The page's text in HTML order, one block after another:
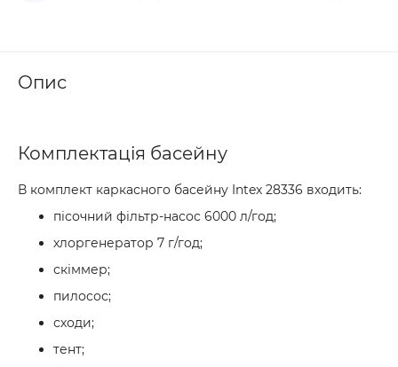
Опис
Комплектація басейну
В комплект каркасного басейну Intex 28336 входить:
пісочний фільтр-насос 6000 л/год;
хлоргенератор 7 г/год;
скіммер;
пилосос;
сходи;
тент;